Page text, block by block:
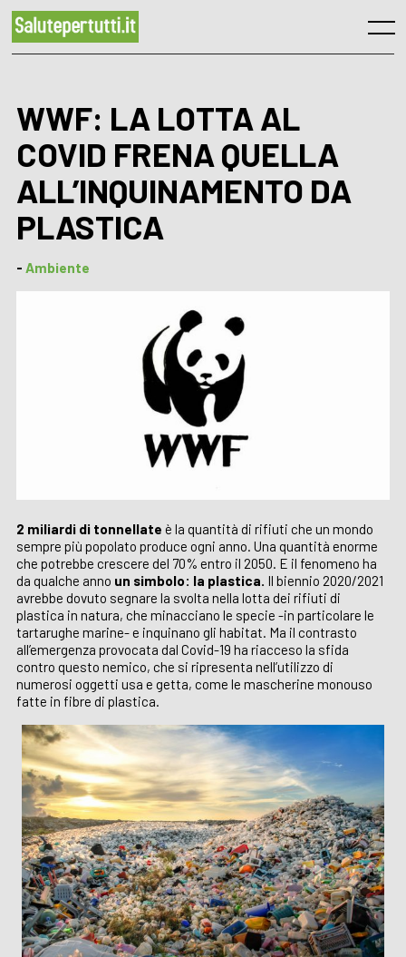
Skip
content
Menu
WWF: LA LOTTA AL
COVID FRENA QUELLA
ALL’INQUINAMENTO DA
PLASTICA
- Ambiente
2 miliardi di tonnellate è la quantità di rifiuti che un mondo
sempre più popolato produce ogni anno. Una quantità enorme
che potrebbe crescere del 70% entro il 2050. E il fenomeno ha
da qualche anno un simbolo: la plastica. Il biennio 2020/2021
avrebbe dovuto segnare la svolta nella lotta dei rifiuti di
plastica in natura, che minacciano le specie -in particolare le
tartarughe marine- e inquinano gli habitat. Ma il contrasto
all’emergenza provocata dal Covid-19 ha riacceso la sfida
contro questo nemico, che si ripresenta nell’utilizzo di
numerosi oggetti usa e getta, come le mascherine monouso
fatte in fibre di plastica.